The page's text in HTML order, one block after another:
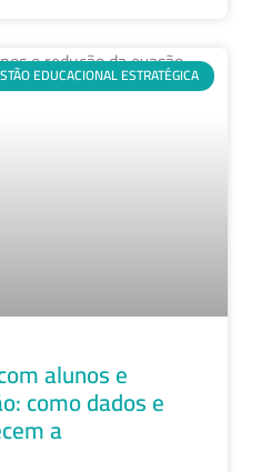
EDUCACIONAL ESTRATÉGICA
alunos e
como dados e
a